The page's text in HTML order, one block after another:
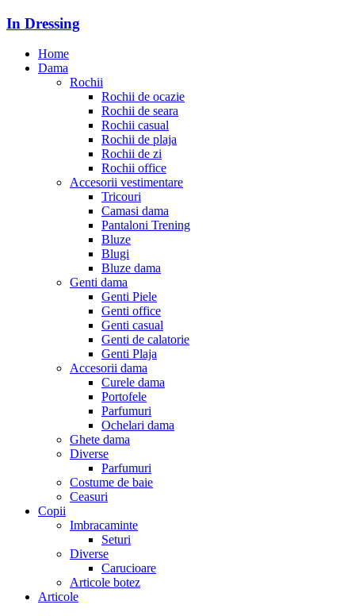
In Dressing
Home
Dama
Rochii
Rochii de ocazie
Rochii de seara
Rochii casual
Rochii de plaja
Rochii de zi
Rochii office
Accesorii vestimentare
Tricouri
Camasi dama
Pantaloni Trening
Bluze
Blugi
Bluze dama
Genti dama
Genti Piele
Genti office
Genti casual
Genti de calatorie
Genti Plaja
Accesorii dama
Curele dama
Portofele
Parfumuri
Ochelari dama
Ghete dama
Diverse
Parfumuri
Costume de baie
Ceasuri
Copii
Imbracaminte
Seturi
Diverse
Carucioare
Articole botez
Articole